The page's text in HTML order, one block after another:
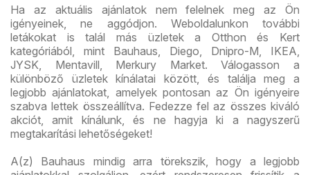
Ha az aktuális ajánlatok nem felelnek meg az Ön
igényeinek, ne aggódjon. Weboldalunkon további
letákokat is talál más üzletek a Otthon és Kert
kategóriából, mint Bauhaus, Diego, Dnipro-M, IKEA,
JYSK, Mentavill, Merkury Market. Válogasson a
különböző üzletek kínálatai között, és találja meg a
legjobb ajánlatokat, amelyek pontosan az Ön igényeire
szabva lettek összeállítva. Fedezze fel az összes kiváló
akciót, amit kínálunk, és ne hagyja ki a nagyszerű
megtakarítási lehetőségeket!
A(z) Bauhaus mindig arra törekszik, hogy a legjobb